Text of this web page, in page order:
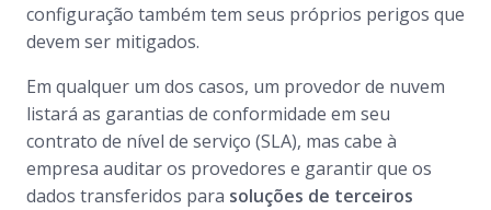
configuração também tem seus próprios perigos que
devem ser mitigados.
Em qualquer um dos casos, um provedor de nuvem
listará as garantias de conformidade em seu
contrato de nível de serviço (SLA), mas cabe à
empresa auditar os provedores e garantir que os
dados transferidos para soluções de terceiros